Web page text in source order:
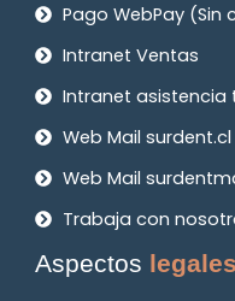
Pago WebPay
Intranet Ventas
Intranet asistencia
Web Mail surdent.cl
Web Mail
Trabaja con
Aspectos legales